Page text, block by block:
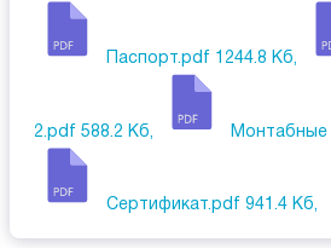
Паспорт.pdf 1244.8 Кб,
2.pdf 588.2 Кб, Монтабные
Сертификат.pdf 941.4 Кб,